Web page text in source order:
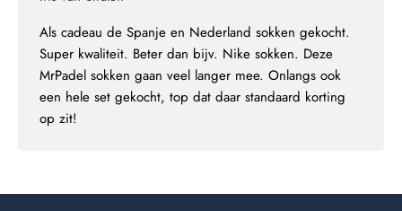
Als cadeau de Spanje en Nederland sokken gekocht.
Super kwaliteit. Beter dan bijv. Nike sokken. Deze
MrPadel sokken gaan veel langer mee. Onlangs ook
een hele set gekocht, top dat daar standaard korting
op zit!